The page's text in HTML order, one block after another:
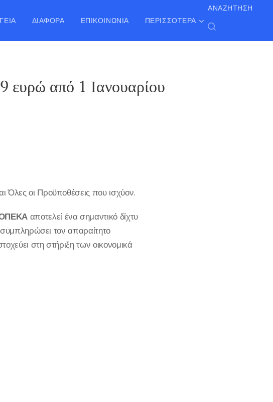
ΔΙΆΦΟΡΑ ΕΠΙΚΟΙΝΩΝΊΑ ΠΕΡΙΣΣΌΤΕΡΑ
ΑΝΑΖΉΤΗΣΗ
ευρώ από 1 Ιανουαρίου
οι Προϋποθέσεις που ισχύον.
αποτελεί ένα σημαντικό δίχτυ
τον απαραίτητο
στη στήριξη των οικονομικά